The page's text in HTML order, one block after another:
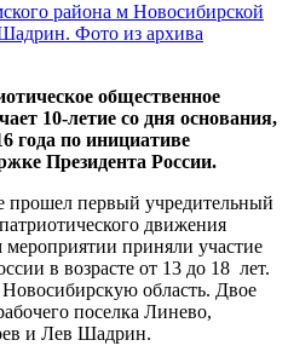
района м Новосибирской
Фото из архива
общественное
10-летие со дня основания,
года по инициативе
Президента России.
прошел первый учредительный
движения
приняли участие
в возрасте от 13 до 18 лет.
Новосибирскую область. Двое
поселка Линево,
и Лев Шадрин.